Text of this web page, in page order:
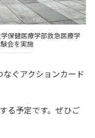
保健医療学部救急医療学
会を実施
ぐアクションカード
る予定です。ぜひご